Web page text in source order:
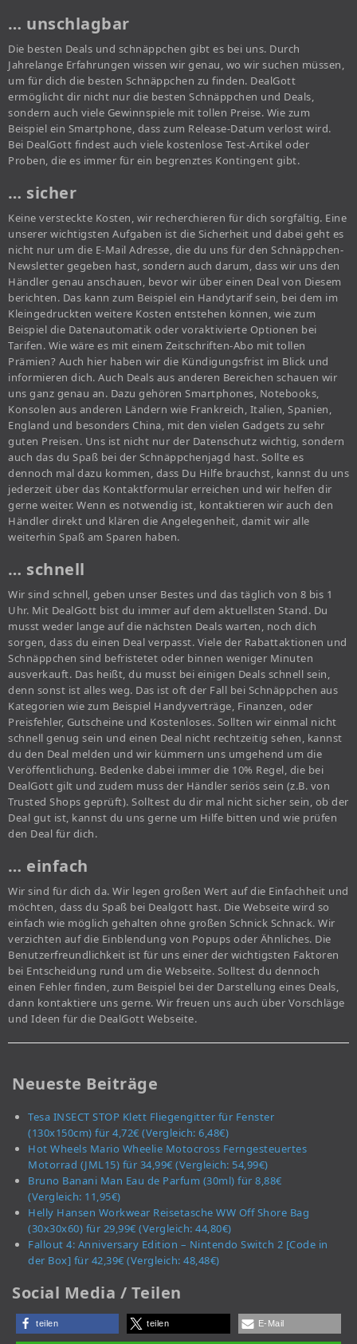
… unschlagbar
Die besten Deals und schnäppchen gibt es bei uns. Durch
Jahrelange Erfahrungen wissen wir genau, wo wir suchen müssen,
um für dich die besten Schnäppchen zu finden. DealGott
ermöglicht dir nicht nur die besten Schnäppchen und Deals,
sondern auch viele Gewinnspiele mit tollen Preise. Wie zum
Beispiel ein Smartphone, dass zum Release-Datum verlost wird.
Bei DealGott findest auch viele kostenlose Test-Artikel oder
Proben, die es immer für ein begrenztes Kontingent gibt.
… sicher
Keine versteckte Kosten, wir recherchieren für dich sorgfältig. Eine
unserer wichtigsten Aufgaben ist die Sicherheit und dabei geht es
nicht nur um die E-Mail Adresse, die du uns für den Schnäppchen-
Newsletter gegeben hast, sondern auch darum, dass wir uns den
Händler genau anschauen, bevor wir über einen Deal von Diesem
berichten. Das kann zum Beispiel ein Handytarif sein, bei dem im
Kleingedruckten weitere Kosten entstehen können, wie zum
Beispiel die Datenautomatik oder voraktivierte Optionen bei
Tarifen. Wie wäre es mit einem Zeitschriften-Abo mit tollen
Prämien? Auch hier haben wir die Kündigungsfrist im Blick und
informieren dich. Auch Deals aus anderen Bereichen schauen wir
uns ganz genau an. Dazu gehören Smartphones, Notebooks,
Konsolen aus anderen Ländern wie Frankreich, Italien, Spanien,
England und besonders China, mit den vielen Gadgets zu sehr
guten Preisen. Uns ist nicht nur der Datenschutz wichtig, sondern
auch das du Spaß bei der Schnäppchenjagd hast. Sollte es
dennoch mal dazu kommen, dass Du Hilfe brauchst, kannst du uns
jederzeit über das Kontaktformular erreichen und wir helfen dir
gerne weiter. Wenn es notwendig ist, kontaktieren wir auch den
Händler direkt und klären die Angelegenheit, damit wir alle
weiterhin Spaß am Sparen haben.
… schnell
Wir sind schnell, geben unser Bestes und das täglich von 8 bis 1
Uhr. Mit DealGott bist du immer auf dem aktuellsten Stand. Du
musst weder lange auf die nächsten Deals warten, noch dich
sorgen, dass du einen Deal verpasst. Viele der Rabattaktionen und
Schnäppchen sind befristetet oder binnen weniger Minuten
ausverkauft. Das heißt, du musst bei einigen Deals schnell sein,
denn sonst ist alles weg. Das ist oft der Fall bei Schnäppchen aus
Kategorien wie zum Beispiel Handyverträge, Finanzen, oder
Preisfehler, Gutscheine und Kostenloses. Sollten wir einmal nicht
schnell genug sein und einen Deal nicht rechtzeitig sehen, kannst
du den Deal melden und wir kümmern uns umgehend um die
Veröffentlichung. Bedenke dabei immer die 10% Regel, die bei
DealGott gilt und zudem muss der Händler seriös sein (z.B. von
Trusted Shops geprüft). Solltest du dir mal nicht sicher sein, ob der
Deal gut ist, kannst du uns gerne um Hilfe bitten und wie prüfen
den Deal für dich.
… einfach
Wir sind für dich da. Wir legen großen Wert auf die Einfachheit und
möchten, dass du Spaß bei Dealgott hast. Die Webseite wird so
einfach wie möglich gehalten ohne großen Schnick Schnack. Wir
verzichten auf die Einblendung von Popups oder Ähnliches. Die
Benutzerfreundlichkeit ist für uns einer der wichtigsten Faktoren
bei Entscheidung rund um die Webseite. Solltest du dennoch
einen Fehler finden, zum Beispiel bei der Darstellung eines Deals,
dann kontaktiere uns gerne. Wir freuen uns auch über Vorschläge
und Ideen für die DealGott Webseite.
Neueste Beiträge
Tesa INSECT STOP Klett Fliegengitter für Fenster
(130x150cm) für 4,72€ (Vergleich: 6,48€)
Hot Wheels Mario Wheelie Motocross Ferngesteuertes
Motorrad (JML15) für 34,99€ (Vergleich: 54,99€)
Bruno Banani Man Eau de Parfum (30ml) für 8,88€
(Vergleich: 11,95€)
Helly Hansen Workwear Reisetasche WW Off Shore Bag
(30x30x60) für 29,99€ (Vergleich: 44,80€)
Fallout 4: Anniversary Edition – Nintendo Switch 2 [Code in
der Box] für 42,39€ (Vergleich: 48,48€)
Social Media / Teilen
teilen teilen E-Mail